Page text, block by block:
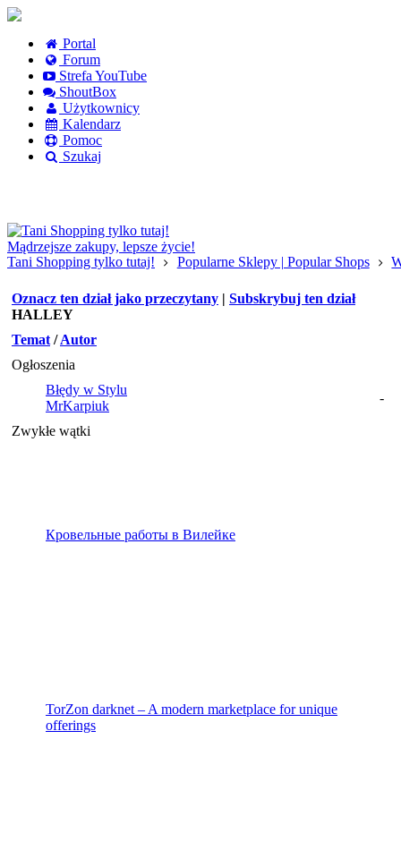
Portal
Forum
Strefa YouTube
ShoutBox
Użytkownicy
Kalendarz
Pomoc
Szukaj
Mądrzejsze zakupy, lepsze życie!
Tani Shopping tylko tutaj!
Popularne Sklepy | Popular Shops
Oznacz ten dział jako przeczytany | Subskrybuj ten dział
HALLEY
Temat /Autor
Ogłoszenia
Błędy w Stylu
MrKarpiuk
-
Zwykłe wątki
Кровельные работы в Вилейке
TorZon darknet – A modern marketplace for unique
offerings